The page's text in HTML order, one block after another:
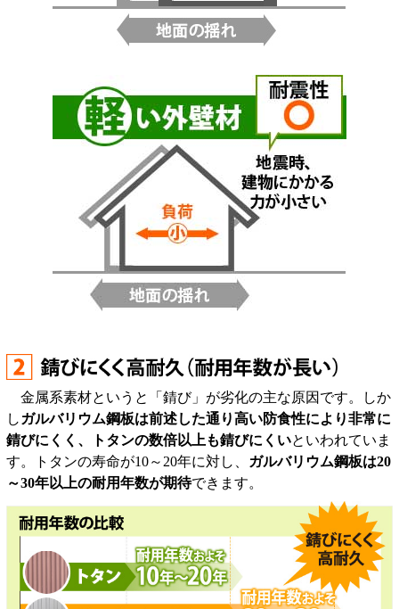
金属系素材というと「錆び」が劣化の主な原因です。しか
し ガルバリウム鋼板は前述した通り高い防食性により非常に
錆びにくく、トタンの数倍以上も錆びにくいといわれていま
す。トタンの寿命が10～20年に対し、
ガルバリウム鋼板は20
～30年以上の耐用年数が期待できます。